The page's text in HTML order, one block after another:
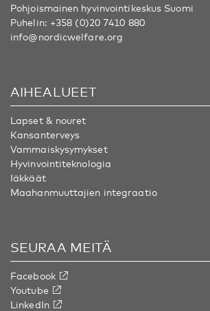
Pohjoismainen hyvinvointikeskus Suomi
Puhelin: +358 (0)20 7410 880
info@nordicwelfare.org
AIHEALUEET
Lapset & nouret
Kansanterveys
Vammaiskysymykset
Hyvinvointiteknologia
Iäkkäät
Maahanmuuttajien integraatio
SEURAA MEITÄ
Facebook
Youtube
LinkedIn